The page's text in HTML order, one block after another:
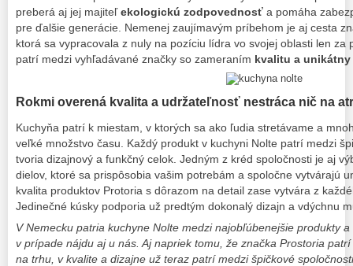
preberá aj jej majiteľekologickú zodpovednosť a pomáha
pre ďalšie generácie. Nemenej zaujímavým príbehom je aj cesta
ktorá sa vypracovala z nuly na pozíciu lídra vo svojej oblasti len za
patrí medzi vyhľadávané značky so zameraním kvalitu a unikátny
Rokmi overená kvalita a udržateľnosť nestráca nič na
Kuchyňa patrí k miestam, v ktorých sa ako ľudia stretávame a
veľké množstvo času. Každý produkt v kuchyni Nolte patrí medzi
tvoria dizajnový a funkčný celok. Jedným z kréd spoločnosti je aj
dielov, ktoré sa prispôsobia vašim potrebám a spoločne vytvárajú
kvalita produktov Protoria s dôrazom na detail zase vytvára z
Jedinečné kúsky podporia už predtým dokonalý dizajn a vdýchnu
V Nemecku patria kuchyne Nolte medzi najobľúbenejšie produkty
v prípade nájdu aj u nás. Aj napriek tomu, že značka Prostoria
na trhu, v kvalite a dizajne už teraz patrí medzi špičkové